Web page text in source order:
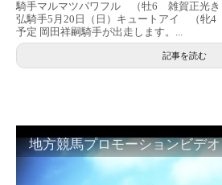
騎手マルマツパワフル （牡6 雑賀正光
弘騎手5月20日（日）キュートアイ （牝
予定 岡田祥嗣騎手が出走します。...
記事を読む